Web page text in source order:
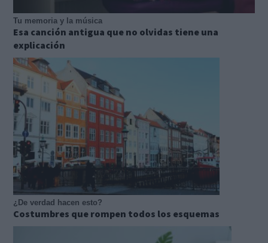
Tu memoria y la música
Esa canción antigua que no olvidas tiene una
explicación
¿De verdad hacen esto?
Costumbres que rompen todos los esquemas